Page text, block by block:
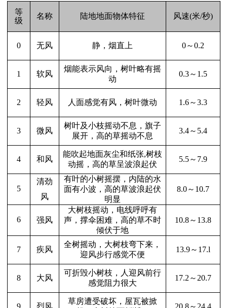
等
级
名称 陆地地面物体特征 风速(米/秒)
0 无风 静，烟直上 0～0.2
1 软风
烟能表示风向，树叶略有摇
动
0.3～ 1.5
2 轻风 人面感觉有风，树叶微动 1.6～3.3
3 微风
树叶及小枝摇动不息，旗子
展开，高的草摇动不息
3.4～ 5.4
4 和风
能吹起地面灰尘和纸张,树枝
动摇，高的草呈波浪起伏
5.5～ 7.9
5
清劲
风
有叶的小树摇摆，内陆的水
面有小波，高的草波浪起伏
明显
8.0～ 10.7
6 强风
大树枝摇动，电线呼呼有
声，撑伞困难，高的草不时
倾伏于地
10.8～ 13.8
7 疾风
全树摇动，大树枝弯下来，
迎风步行感觉不便
13.9～ 17.l
8 大风
可折毁小树枝，人迎风前行
感觉阻力很大
17.2 ～ 20.7
9 烈风
草房遭受破坏，屋瓦被掀
20.8～ 24.4